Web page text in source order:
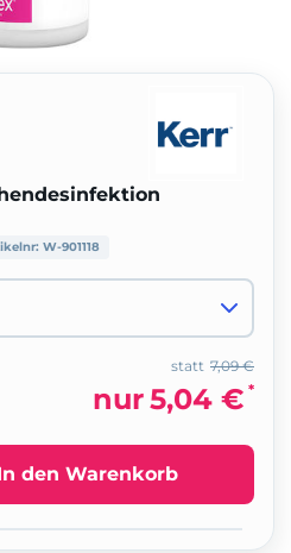
W-901118
7,09 €
statt
nur5,04 € *
den Warenkorb